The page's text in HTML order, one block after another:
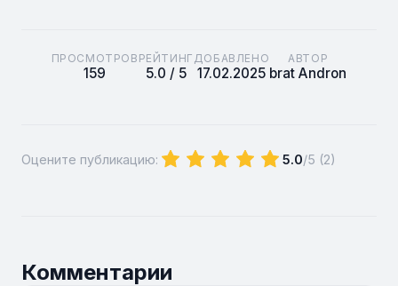
ПРОСМОТРОВ
159
РЕЙТИНГ
5.0 / 5
ДОБАВЛЕНО
17.02.2025
АВТОР
brat Andron
Оцените публикацию: 5.0/5 (2)
Комментарии